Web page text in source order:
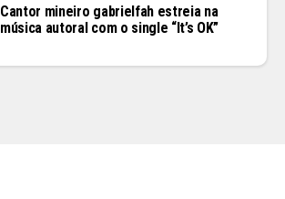
Cantor mineiro gabrielfah estreia na
música autoral com o single “It’s OK”